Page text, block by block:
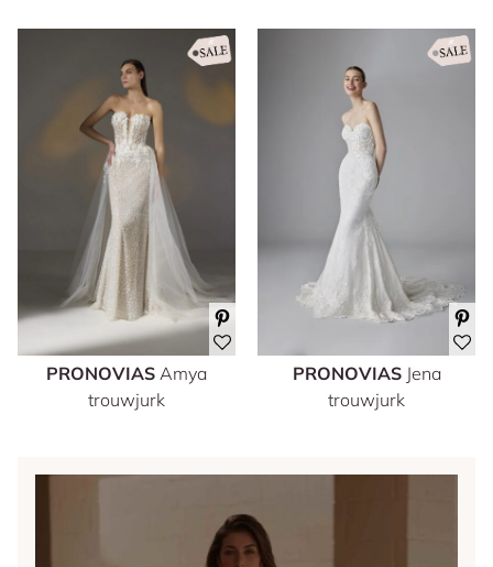
PRONOVIAS Amya
trouwjurk
PRONOVIAS Jena
trouwjurk